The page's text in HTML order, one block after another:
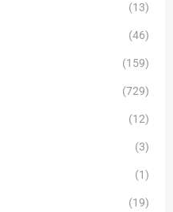
(13)
(46)
(159)
(729)
(12)
(3)
(1)
(19)